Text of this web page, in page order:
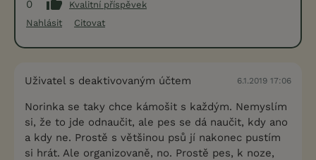
0
Kvalitní příspěvek
Nahlásit
Citovat
Uživatel s deaktivovaným účtem 6.1.2019 17:06
Norinka se taky chce kámošit s každým. Nemyslím
si, že to jde odnaučit, ale pes se dá naučit, kdy ano
a kdy ne. Prostě s většinou psů jí nakonec pustím
si hrát. Ale organizovaně, no. Prostě pes, k noze,